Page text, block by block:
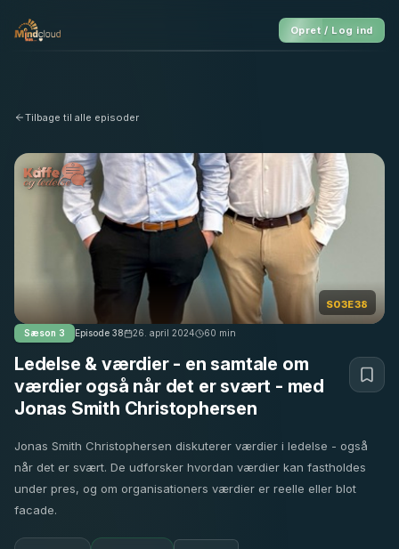
Opret / Log ind
Tilbage til alle episoder
S03E38
Sæson 3 Episode 38 26. april 2024 60 min
Ledelse & værdier - en samtale om
værdier også når det er svært - med
Jonas Smith Christophersen
Jonas Smith Christophersen diskuterer værdier i ledelse - også
når det er svært. De udforsker hvordan værdier kan fastholdes
under pres, og om organisationers værdier er reelle eller blot
facade.